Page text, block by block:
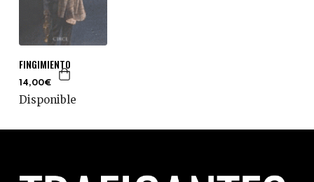
FINGIMIENTO
14,00€
Disponible